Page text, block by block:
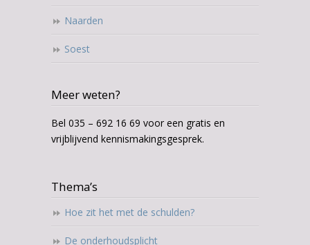
Naarden
Soest
Meer weten?
Bel 035 – 692 16 69 voor een gratis en
vrijblijvend kennismakingsgesprek.
Thema’s
Hoe zit het met de schulden?
De onderhoudsplicht